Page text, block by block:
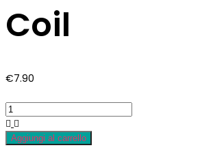
Coil
€7.90
Aggiungi al carrello